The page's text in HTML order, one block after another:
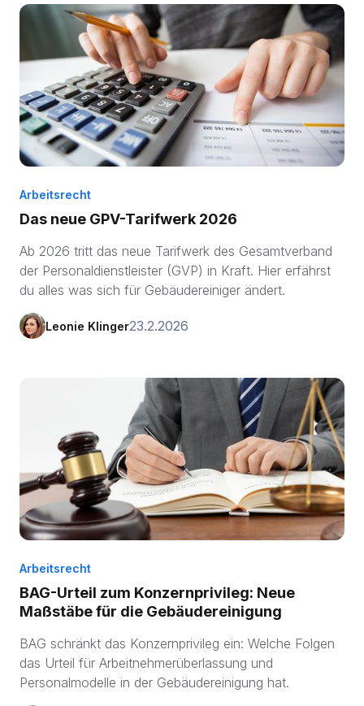
Arbeitsrecht
Das neue GPV-Tarifwerk 2026
Ab 2026 tritt das neue Tarifwerk des Gesamtverband
der Personaldienstleister (GVP) in Kraft. Hier erfährst
du alles was sich für Gebäudereiniger ändert.
Leonie Klinger23.2.2026
Arbeitsrecht
BAG-Urteil zum Konzernprivileg: Neue
Maßstäbe für die Gebäudereinigung
BAG schränkt das Konzernprivileg ein: Welche Folgen
das Urteil für Arbeitnehmerüberlassung und
Personalmodelle in der Gebäudereinigung hat.